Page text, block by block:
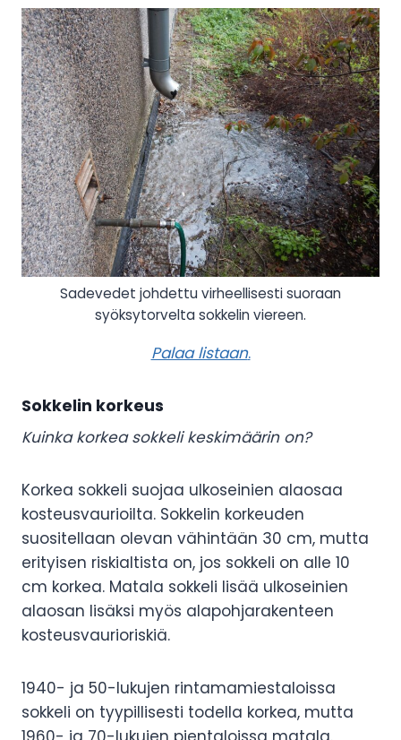
Sadevedet johdettu virheellisesti suoraan
syöksytorvelta sokkelin viereen.
Palaa listaan.
Sokkelin korkeus
Kuinka korkea sokkeli keskimäärin on?
Korkea sokkeli suojaa ulkoseinien alaosaa
kosteusvaurioilta. Sokkelin korkeuden
suositellaan olevan vähintään 30 cm, mutta
erityisen riskialtista on, jos sokkeli on alle 10
cm korkea. Matala sokkeli lisää ulkoseinien
alaosan lisäksi myös alapohjarakenteen
kosteusvaurioriskiä.
1940- ja 50-lukujen rintamamiestaloissa
sokkeli on tyypillisesti todella korkea, mutta